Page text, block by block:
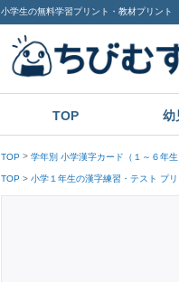
小学生の無料学習プリント・教材プリント
TOP 幼
TOP 学年別 小学漢字カード（１～６年
TOP 小学１年生の漢字練習・テスト プ